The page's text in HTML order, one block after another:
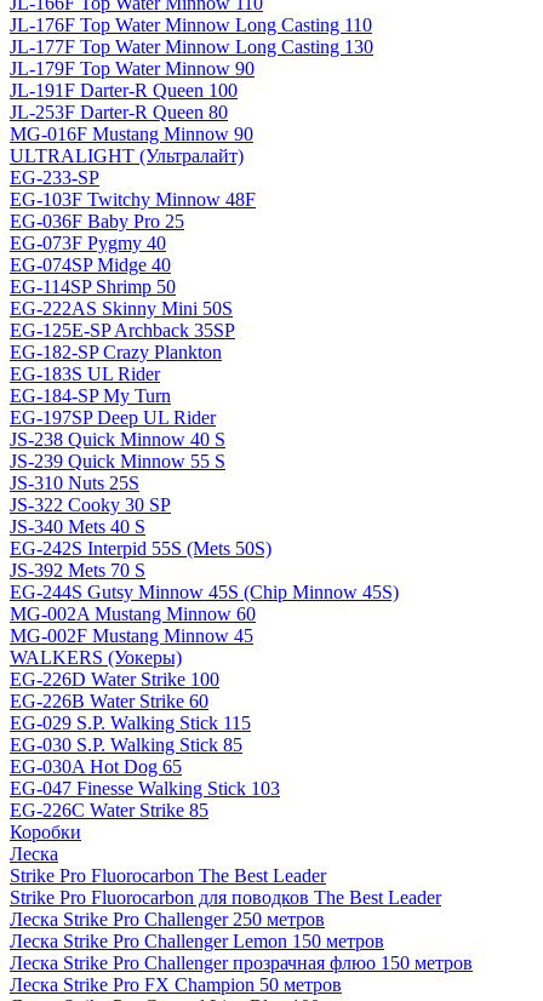
JL-176F Top Water Minnow Long Casting 110
JL-177F Top Water Minnow Long Casting 130
JL-179F Top Water Minnow 90
JL-191F Darter-R Queen 100
JL-253F Darter-R Queen 80
MG-016F Mustang Minnow 90
ULTRALIGHT (Ультралайт)
EG-233-SP
EG-103F Twitchy Minnow 48F
EG-036F Baby Pro 25
EG-073F Pygmy 40
EG-074SP Midge 40
EG-114SP Shrimp 50
EG-222AS Skinny Mini 50S
EG-125E-SP Archback 35SP
EG-182-SP Crazy Plankton
EG-183S UL Rider
EG-184-SP My Turn
EG-197SP Deep UL Rider
JS-238 Quick Minnow 40 S
JS-239 Quick Minnow 55 S
JS-310 Nuts 25S
JS-322 Cooky 30 SP
JS-340 Mets 40 S
EG-242S Interpid 55S (Mets 50S)
JS-392 Mets 70 S
EG-244S Gutsy Minnow 45S (Chip Minnow 45S)
MG-002A Mustang Minnow 60
MG-002F Mustang Minnow 45
WALKERS (Уокеры)
EG-226D Water Strike 100
EG-226B Water Strike 60
EG-029 S.P. Walking Stick 115
EG-030 S.P. Walking Stick 85
EG-030A Hot Dog 65
EG-047 Finesse Walking Stick 103
EG-226C Water Strike 85
Коробки
Леска
Strike Pro Fluorocarbon The Best Leader
Strike Pro Fluorocarbon для поводков The Best Leader
Леска Strike Pro Challenger 250 метров
Леска Strike Pro Challenger Lemon 150 метров
Леска Strike Pro Challenger прозрачная флюо 150 метров
Леска Strike Pro FX Champion 50 метров